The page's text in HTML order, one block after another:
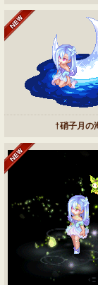
†硝子月の